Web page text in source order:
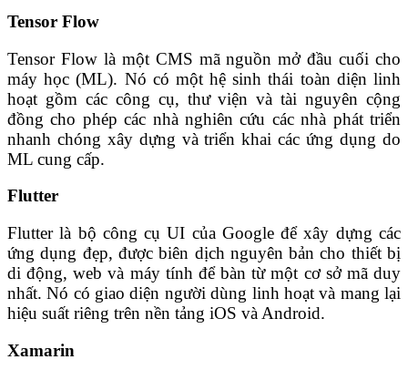
Tensor Flow
Tensor Flow là một CMS mã nguồn mở đầu cuối cho
máy học (ML). Nó có một hệ sinh thái toàn diện linh
hoạt gồm các công cụ, thư viện và tài nguyên cộng
đồng cho phép các nhà nghiên cứu các nhà phát triển
nhanh chóng xây dựng và triển khai các ứng dụng do
ML cung cấp.
Flutter
Flutter là bộ công cụ UI của Google để xây dựng các
ứng dụng đẹp, được biên dịch nguyên bản cho thiết bị
di động, web và máy tính để bàn từ một cơ sở mã duy
nhất. Nó có giao diện người dùng linh hoạt và mang lại
hiệu suất riêng trên nền tảng iOS và Android.
Xamarin